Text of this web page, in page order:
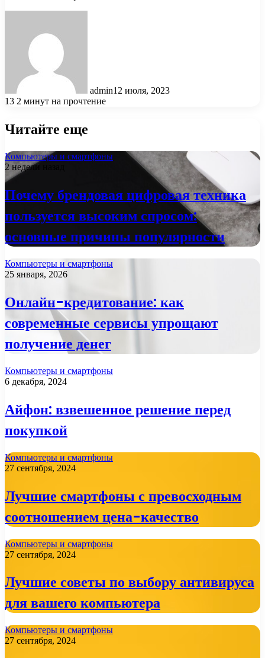
admin12 июля, 2023
13 2 минут на прочтение
Читайте еще
Компьютеры и смартфоны
2 недели назад
Почему брендовая цифровая техника
пользуется высоким спросом:
основные причины популярности
Компьютеры и смартфоны
25 января, 2026
Онлайн-кредитование: как
современные сервисы упрощают
получение денег
Компьютеры и смартфоны
6 декабря, 2024
Айфон: взвешенное решение перед
покупкой
Компьютеры и смартфоны
27 сентября, 2024
Лучшие смартфоны с превосходным
соотношением цена-качество
Компьютеры и смартфоны
27 сентября, 2024
Лучшие советы по выбору антивируса
для вашего компьютера
Компьютеры и смартфоны
27 сентября, 2024